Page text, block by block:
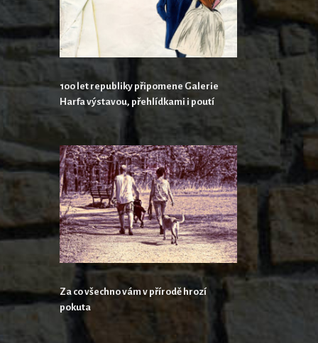
100 let republiky připomene Galerie
Harfa výstavou, přehlídkami i poutí
Za co všechno vám v přírodě hrozí
pokuta